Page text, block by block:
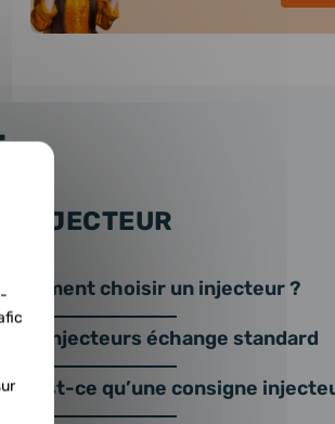
INJECTEUR
Comment choisir un injecteur ?
Nos injecteurs échange standard
Qu’est-ce qu’une consigne